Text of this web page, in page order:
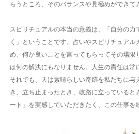
らうところ、 そのバランスや見極めができて
スピリチュアルの本当の意義は、「自分の力
く」ということです。 占いやスピリチュアル
め、 何か良いことを言ってもらってその場限
は何の解決にもなりません。
人生の責任は常
それでも、天は素晴らしい奇跡を私たちに与
き、立ち止まったとき、岐路に立っていると
ート」を実感していただきたく、この仕事を